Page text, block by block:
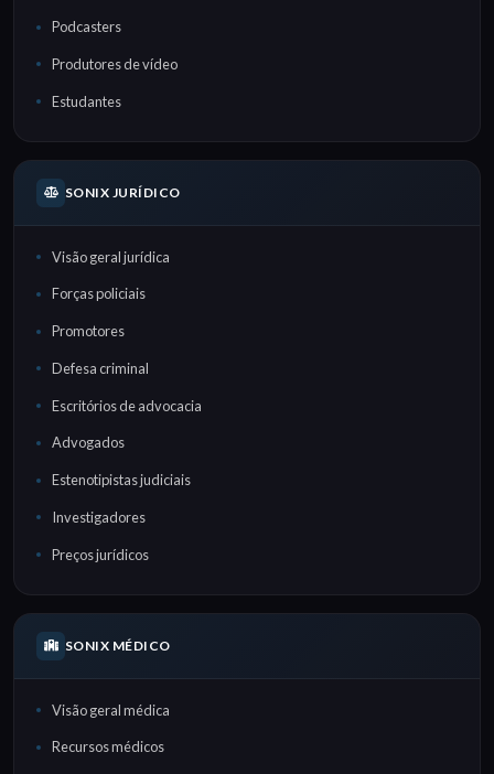
Podcasters
Produtores de vídeo
Estudantes
SONIX JURÍDICO
Visão geral jurídica
Forças policiais
Promotores
Defesa criminal
Escritórios de advocacia
Advogados
Estenotipistas judiciais
Investigadores
Preços jurídicos
SONIX MÉDICO
Visão geral médica
Recursos médicos